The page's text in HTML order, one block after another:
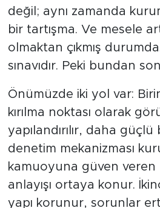
değil; aynı zamanda
bir tartışma. Ve mesele
olmaktan çıkmış
sınavıdır. Peki bundan
Önümüzde iki yol var:
kırılma noktası olarak
yapılandırılır, daha güçlü
denetim mekanizması
kamuoyuna güven
anlayışı ortaya konur.
yapı korunur, sorunlar